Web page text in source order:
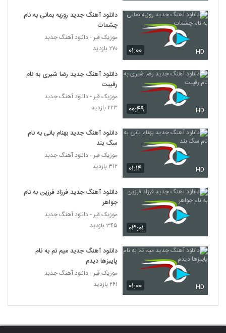
آهنگ عشق من از مجتبی دل زنده(پاپ)
579
موزیک زیبای مثل رویایی از محمد نیکپور
۱,۲۷۱ بازدید
دانلود آهنگ علی رادمهر عسلم (Ali Radmehr
Asalam)
۱,۵۰۲ بازدید
دانلود آهنگ خفه خون از محسن مهر
582
۱,۵۷۳ بازدید
583
دانلود آهنگ مرتضی سرمدی آغلاما اورگیم
(Morteza Sarmadi Aghlama Urayim)
Asghari Lo Raft)
۱,۶۷۳ بازدید
موزیک زیبای اهل عاشقی از فرزاد فرخ
۰۱:۰۰ HD
دانلود آهنگ جدید روزبه بمانی به نام
چشمات
موزیک قیر - دانلود آهنگ جدبد
۲۷۰ بازدید
۰۰:۴۹ HD
دانلود آهنگ جدید رضا شیری به نام
رقیبت
موزیک قیر - دانلود آهنگ جدبد
۲۲۳ بازدید
۰۱:۱۴ HD
دانلود آهنگ جدید بهنام بانی به نام
سگ بند
موزیک قیر - دانلود آهنگ جدبد
۳۱۲ بازدید
۰۳:۰۱
دانلود آهنگ جدید فرزاد فرزین به نام
جواهر
موزیک قیر - دانلود آهنگ جدبد
۳۴۵ بازدید
۰۱:۰۰ HD
دانلود آهنگ جدید میم تم به نام
پاییزها دیدم
موزیک قیر - دانلود آهنگ جدبد
۲۶۱ بازدید